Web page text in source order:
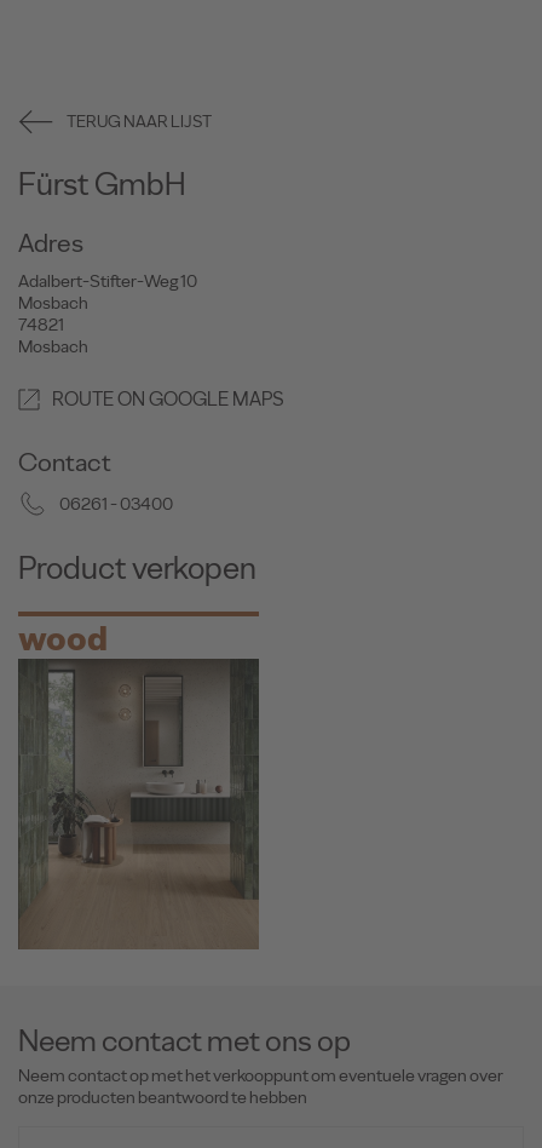
TERUG NAAR LIJST
Fürst GmbH
Adres
Adalbert-Stifter-Weg 10
Mosbach
74821
Mosbach
ROUTE ON GOOGLE MAPS
Contact
06261 - 03400
Product verkopen
wood
Neem contact met ons op
Neem contact op met het verkooppunt om eventuele vragen over
onze producten beantwoord te hebben